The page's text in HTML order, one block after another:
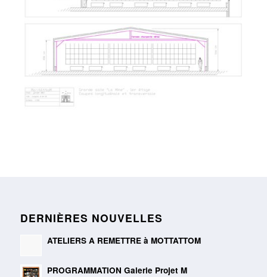
DERNIÈRES NOUVELLES
ATELIERS A REMETTRE à MOTTATTOM
PROGRAMMATION Galerie Projet M